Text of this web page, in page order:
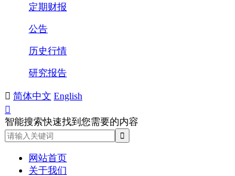
定期财报
公告
历史行情
研究报告
 简体中文 English

智能搜索快速找到您需要的内容
网站首页
关于我们